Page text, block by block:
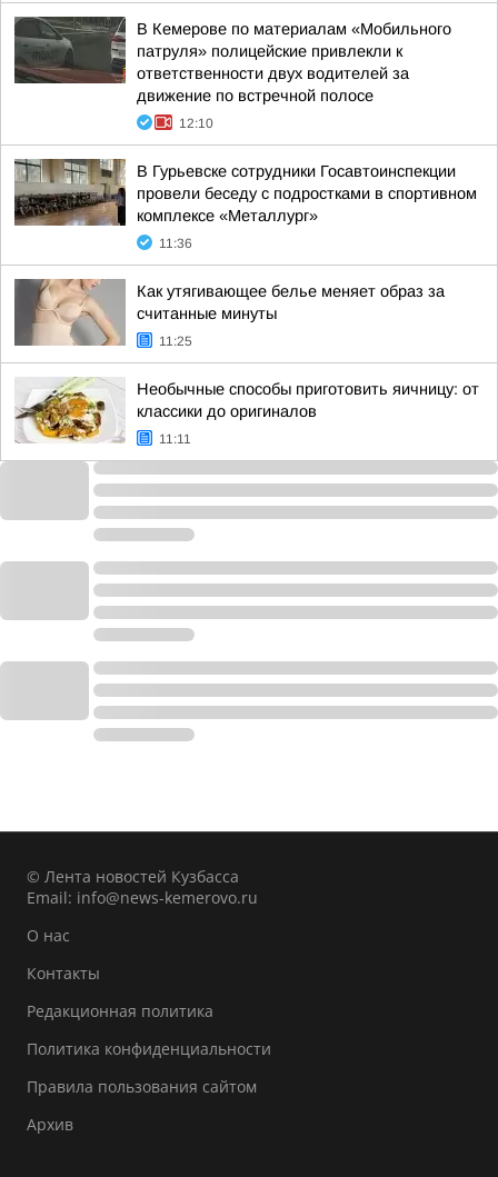
В Кемерове по материалам «Мобильного
патруля» полицейские привлекли к
ответственности двух водителей за
движение по встречной полосе
12:10
В Гурьевске сотрудники Госавтоинспекции
провели беседу с подростками в спортивном
комплексе «Металлург»
11:36
Как утягивающее белье меняет образ за
считанные минуты
11:25
Необычные способы приготовить яичницу: от
классики до оригиналов
11:11
© Лента новостей Кузбасса
Email: info@news-kemerovo.ru
О нас
Контакты
Редакционная политика
Политика конфиденциальности
Правила пользования сайтом
Архив